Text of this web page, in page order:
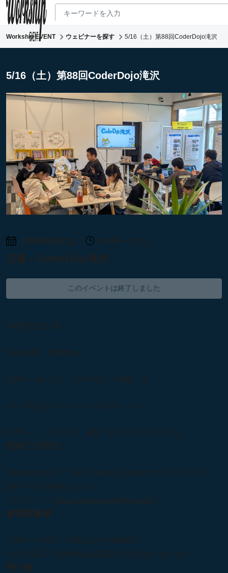
新着ウェビナー
コワーキング
Workship EVENT ウェビナーを探す 5/16（土）第88回CoderDojo滝沢
5/16（土）第88回CoderDojo滝沢
2026/05/16(土) 〜03:00
主催： CoderDojo滝沢
このイベントは終了しました
スケジュール
10:00～ あいさつ、今日やること確認 他
〜11:45 自分のつくりたいものをつくろう
11:45～ ふりかえり、解散 (みんなで片付けよう)
初めての方は
初参加の場合は、下記のCoderDojo Japanのサイトやスライド
資料等を予め参照ください。
https://coderdojo.jp/#welcome
参加対象者
小学生〜中学生、高校生とその保護者
※小学生以下の参加者は保護者の同伴必須となります。
持ち物